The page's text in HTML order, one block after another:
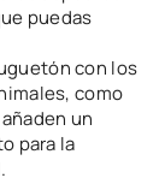
puedas
con los
como
un
para la